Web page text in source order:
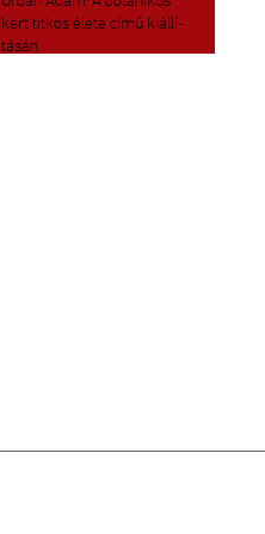
kert tit­kos élete című ki­ál­lí­
tá­sán